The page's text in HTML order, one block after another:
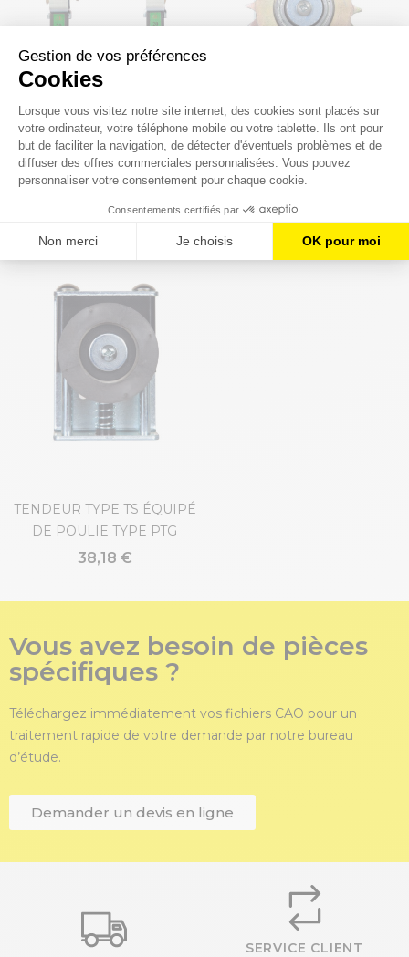
TENDEUR TYPE S AVEC
CHAPE POUR PIGNONS
60,40 €
TENDEUR TYPE TS ÉQUIPÉ
D'UN DISQUE
41,50 €
TENDEUR TYPE TS ÉQUIPÉ
DE POULIE TYPE PTG
38,18 €
Vous avez besoin de pièces
spécifiques ?
Téléchargez immédiatement vos fichiers CAO pour un
traitement rapide de votre demande par notre bureau
d’étude.
Demander un devis en ligne
SERVICE CLIENT